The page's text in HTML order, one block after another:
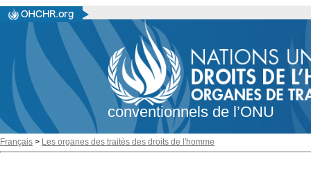
conventionnels de l’ONU
Français > Les organes des traités des droits de l'homme